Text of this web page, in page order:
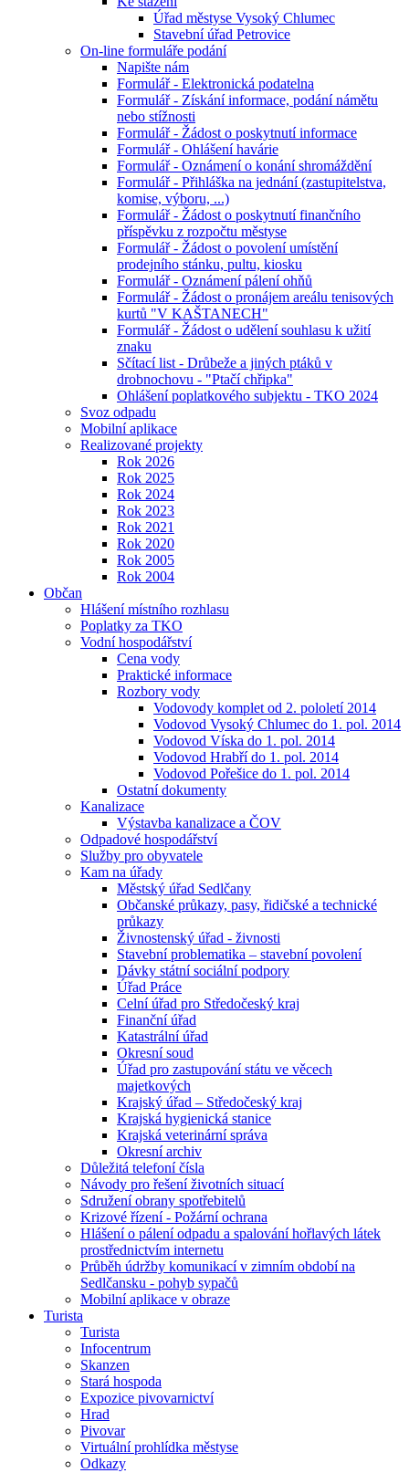
Úřad městyse Vysoký Chlumec
Stavební úřad Petrovice
On-line formuláře podání
Napište nám
Formulář - Elektronická podatelna
Formulář - Získání informace, podání námětu
nebo stížnosti
Formulář - Žádost o poskytnutí informace
Formulář - Ohlášení havárie
Formulář - Oznámení o konání shromáždění
Formulář - Přihláška na jednání (zastupitelstva,
komise, výboru, ...)
Formulář - Žádost o poskytnutí finančního
příspěvku z rozpočtu městyse
Formulář - Žádost o povolení umístění
prodejního stánku, pultu, kiosku
Formulář - Oznámení pálení ohňů
Formulář - Žádost o pronájem areálu tenisových
kurtů "V KAŠTANECH"
Formulář - Žádost o udělení souhlasu k užití
znaku
Sčítací list - Drůbeže a jiných ptáků v
drobnochovu - "Ptačí chřipka"
Ohlášení poplatkového subjektu - TKO 2024
Svoz odpadu
Mobilní aplikace
Realizované projekty
Rok 2026
Rok 2025
Rok 2024
Rok 2023
Rok 2021
Rok 2020
Rok 2005
Rok 2004
Občan
Hlášení místního rozhlasu
Poplatky za TKO
Vodní hospodářství
Cena vody
Praktické informace
Rozbory vody
Vodovody komplet od 2. pololetí 2014
Vodovod Vysoký Chlumec do 1. pol. 2014
Vodovod Víska do 1. pol. 2014
Vodovod Hrabří do 1. pol. 2014
Vodovod Pořešice do 1. pol. 2014
Ostatní dokumenty
Kanalizace
Výstavba kanalizace a ČOV
Odpadové hospodářství
Služby pro obyvatele
Kam na úřady
Městský úřad Sedlčany
Občanské průkazy, pasy, řidičské a technické
průkazy
Živnostenský úřad - živnosti
Stavební problematika – stavební povolení
Dávky státní sociální podpory
Úřad Práce
Celní úřad pro Středočeský kraj
Finanční úřad
Katastrální úřad
Okresní soud
Úřad pro zastupování státu ve věcech
majetkových
Krajský úřad – Středočeský kraj
Krajská hygienická stanice
Krajská veterinární správa
Okresní archiv
Důležitá telefoní čísla
Návody pro řešení životních situací
Sdružení obrany spotřebitelů
Krizové řízení - Požární ochrana
Hlášení o pálení odpadu a spalování hořlavých látek
prostřednictvím internetu
Průběh údržby komunikací v zimním období na
Sedlčansku - pohyb sypačů
Mobilní aplikace v obraze
Turista
Turista
Infocentrum
Skanzen
Stará hospoda
Expozice pivovarnictví
Hrad
Pivovar
Virtuální prohlídka městyse
Odkazy